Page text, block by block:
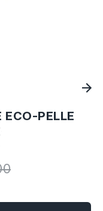
ECO-PELLE